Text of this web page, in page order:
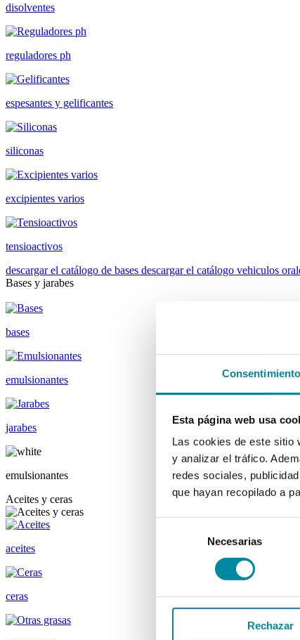
Consentimiento
Esta página web usa
Las cookies de este sitio
y analizar el tráfico.
redes sociales,
que hayan recopilado a
consentimiento
Necesarias
Rechazar
disolventes
reguladores ph
espesantes y gelificantes
siliconas
excipientes varios
tensioactivos
descargar el catálogo de bases descargar el catálogo vehiculos
Bases y jarabes
bases
emulsionantes
jarabes
emulsionantes
Aceites y ceras
aceites
ceras